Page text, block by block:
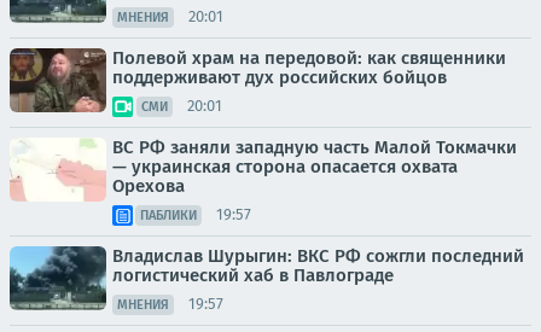
МНЕНИЯ 20:01
Полевой храм на передовой: как священники
поддерживают дух российских бойцов
СМИ 20:01
ВС РФ заняли западную часть Малой Токмачки
— украинская сторона опасается охвата
Орехова
ПАБЛИКИ 19:57
Владислав Шурыгин: ВКС РФ сожгли последний
логистический хаб в Павлограде
МНЕНИЯ 19:57